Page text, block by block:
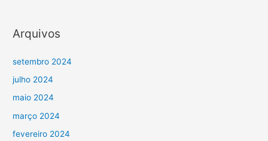
Arquivos
setembro 2024
julho 2024
maio 2024
março 2024
fevereiro 2024